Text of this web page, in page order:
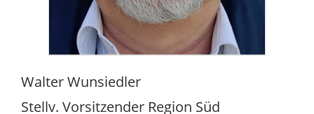
Walter Wunsiedler
Stellv. Vorsitzender Region Süd